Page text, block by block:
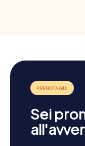
Sei